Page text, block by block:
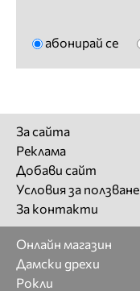
абонирай се
За сайта
Реклама
Добави сайт
Условия за ползване
За контакти
Онлайн магазин
Дамски дрехи
Рокли